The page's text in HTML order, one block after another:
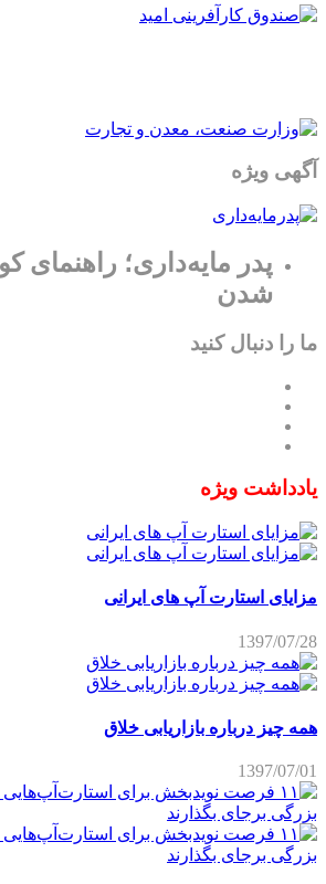
آگهی ویژه
پدر مایه‌داری؛ راهنمای
شدن
ما را دنبال کنید
یادداشت ویژه
مزایای استارت آپ های ایرانی
1397/07/28
همه چیز درباره بازاریابی خلاق
1397/07/01